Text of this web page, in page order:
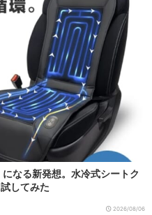
なる新発想。水冷式シートク
してみた
2026/08/06